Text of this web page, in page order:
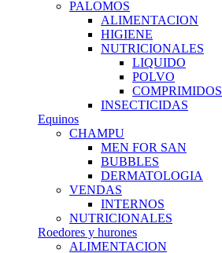
PALOMOS
ALIMENTACION
HIGIENE
NUTRICIONALES
LIQUIDO
POLVO
COMPRIMIDOS
INSECTICIDAS
Equinos
CHAMPU
MEN FOR SAN
BUBBLES
DERMATOLOGIA
VENDAS
INTERNOS
NUTRICIONALES
Roedores y hurones
ALIMENTACION